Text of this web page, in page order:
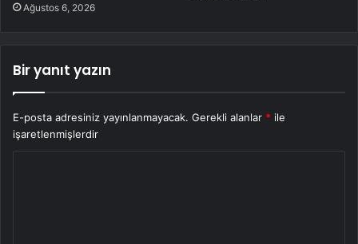
Ağustos 6, 2026
Bir yanıt yazın
E-posta adresiniz yayınlanmayacak. Gerekli alanlar * ile
işaretlenmişlerdir